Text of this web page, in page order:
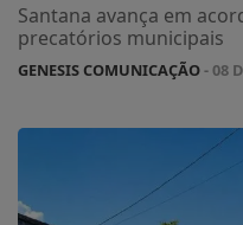
Santana avança em
precatórios municipais
GENESIS COMUNICAÇÃO- 08